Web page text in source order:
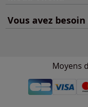
Vous avez besoin
Moyens